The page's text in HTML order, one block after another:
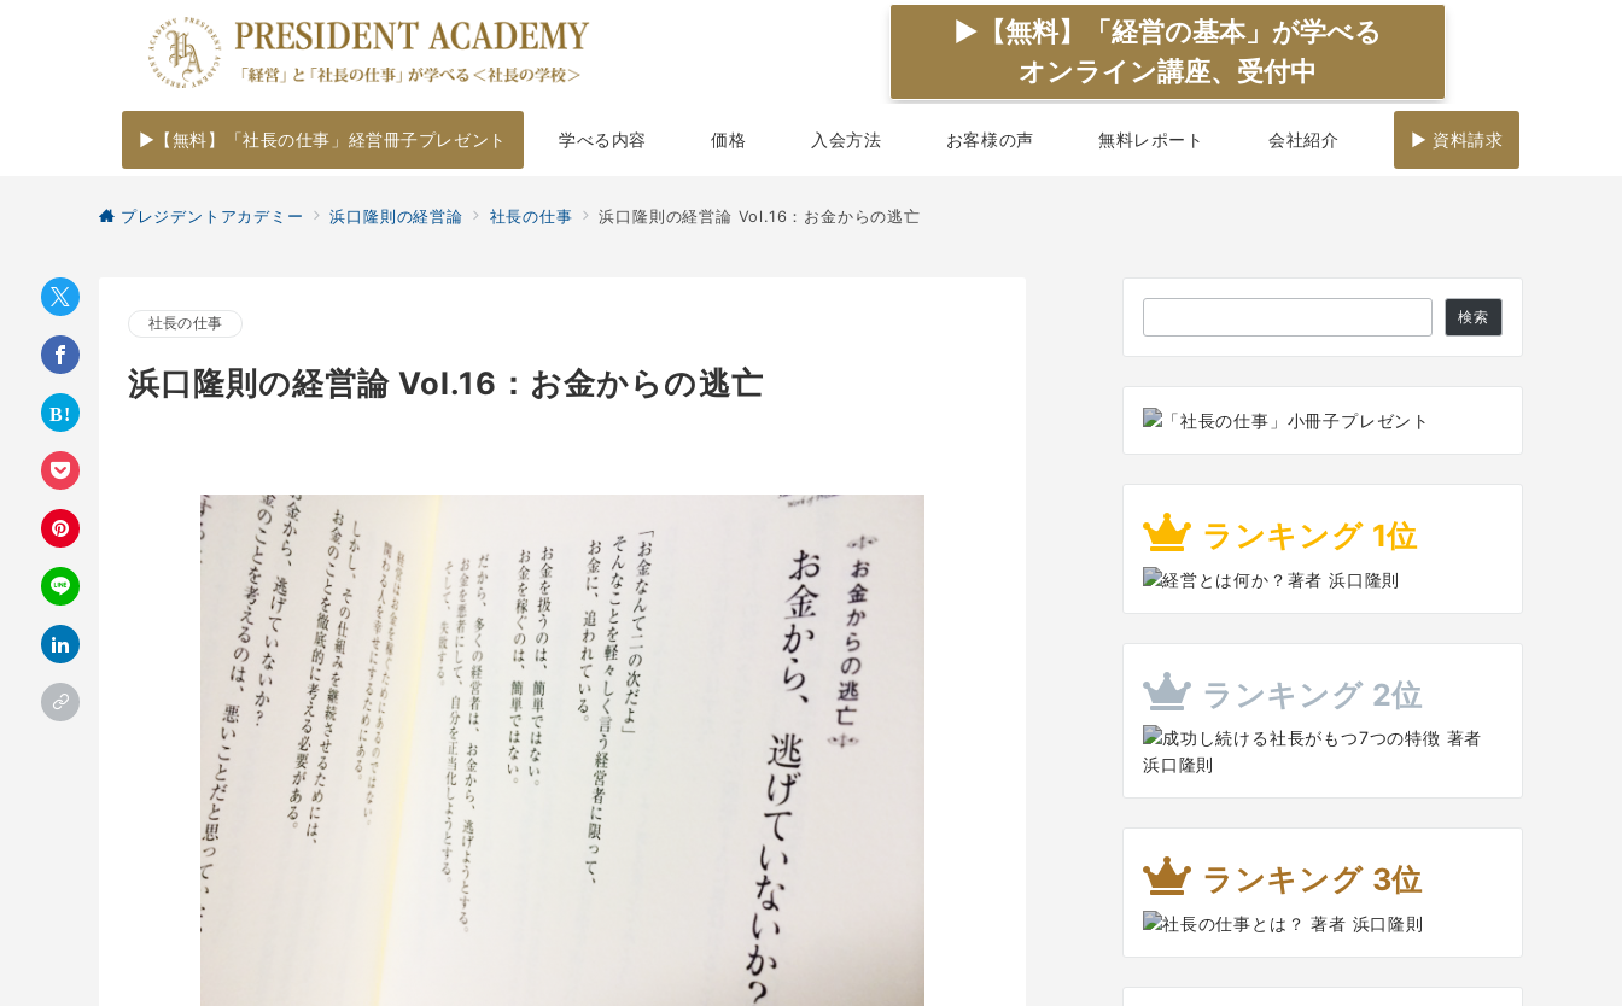
▶【無料】「経営の基本」が学べる
オンライン講座、受付中
▶【無料】「社長の仕事」経営冊子プレゼント 学べる内容 価格 入会方法 お客様の声 無料レポート 会社紹介 ▶ 資料請求
プレジデントアカデミー 浜口隆則の経営論 社長の仕事 浜口隆則の経営論 Vol.16：お金からの逃亡
社長の仕事
浜口隆則の経営論 Vol.16：お金からの逃亡
索
検索
ランキング 1位
ランキング 2位
ランキング 3位